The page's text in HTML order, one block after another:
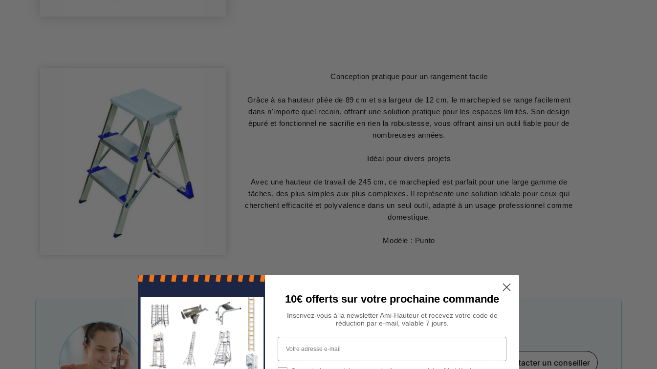
Conception pratique pour un rangement facile
Grâce à sa hauteur pliée de 89 cm et sa largeur de 12 cm, le marchepied se range facilement
dans n'importe quel recoin, offrant une solution pratique pour les espaces limités. Son design
épuré et fonctionnel ne sacrifie en rien la robustesse, vous offrant ainsi un outil fiable pour de
nombreuses années.
Idéal pour divers projets
Avec une hauteur de travail de 245 cm, ce marchepied est parfait pour une large gamme de
tâches, des plus simples aux plus complexes. Il représente une solution idéale pour ceux qui
cherchent efficacité et polyvalence dans un seul outil, adapté à un usage professionnel comme
domestique.
Modèle : Punto
Une question ? Un conseil ?
Nos conseillers sont à votre écoute !
Contacter un conseiller
10€ offerts sur votre prochaine commande
Inscrivez-vous à la newsletter Ami-Hauteur et recevez votre code de
réduction par e-mail, valable 7 jours.
Votre adresse e-mail